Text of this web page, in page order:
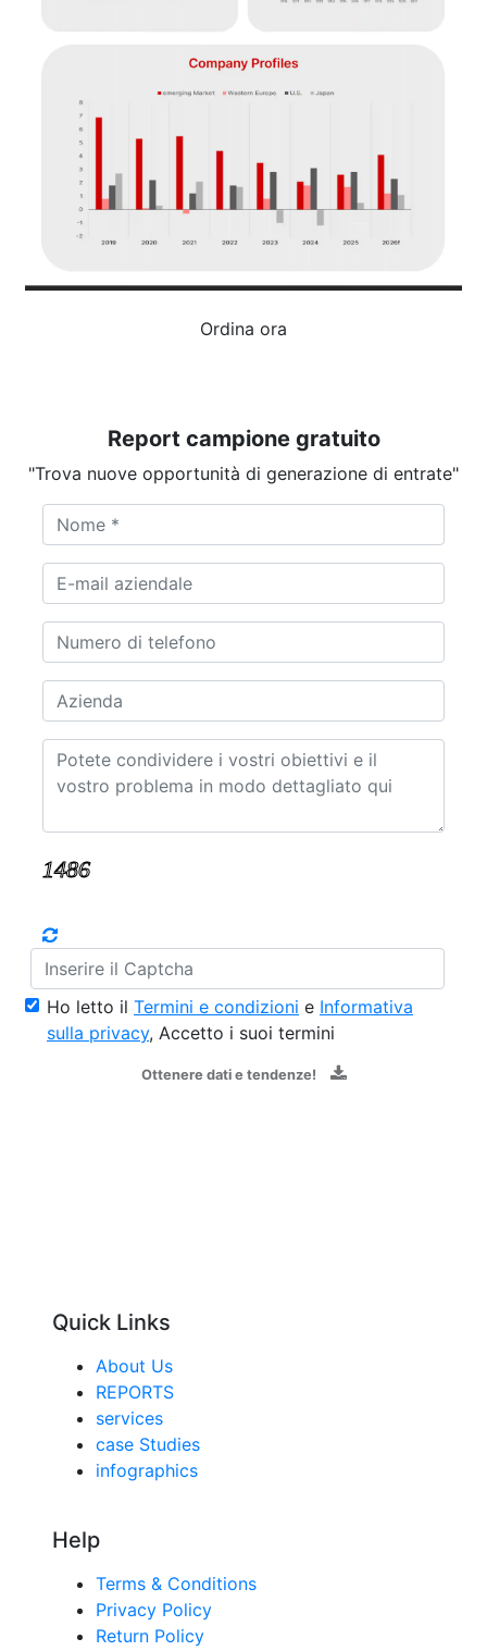
Ordina ora
Report campione gratuito
"Trova nuove opportunità di generazione di entrate"
Ho letto il Termini e condizioni e Informativa
sulla privacy, Accetto i suoi termini
Ottenere dati e tendenze!
Quick Links
About Us
REPORTS
services
case Studies
infographics
Help
Terms & Conditions
Privacy Policy
Return Policy